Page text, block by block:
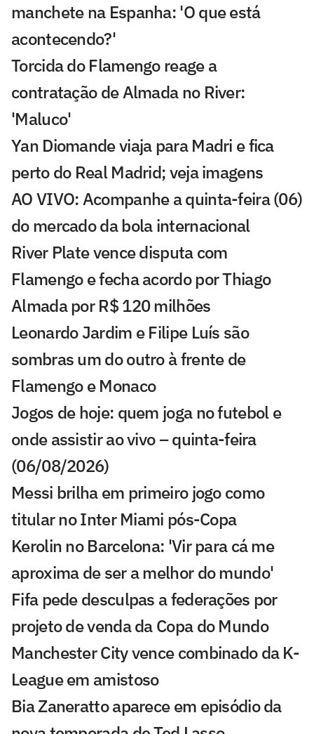
manchete na Espanha: 'O que está
acontecendo?'
Torcida do Flamengo reage a
contratação de Almada no River:
'Maluco'
Yan Diomande viaja para Madri e fica
perto do Real Madrid; veja imagens
AO VIVO: Acompanhe a quinta-feira (06)
do mercado da bola internacional
River Plate vence disputa com
Flamengo e fecha acordo por Thiago
Almada por R$ 120 milhões
Leonardo Jardim e Filipe Luís são
sombras um do outro à frente de
Flamengo e Monaco
Jogos de hoje: quem joga no futebol e
onde assistir ao vivo – quinta-feira
(06/08/2026)
Messi brilha em primeiro jogo como
titular no Inter Miami pós-Copa
Kerolin no Barcelona: 'Vir para cá me
aproxima de ser a melhor do mundo'
Fifa pede desculpas a federações por
projeto de venda da Copa do Mundo
Manchester City vence combinado da K-
League em amistoso
Bia Zaneratto aparece em episódio da